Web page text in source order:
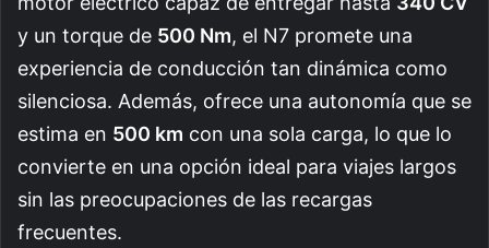
y un torque de 500 Nm, el N7 promete una
experiencia de conducción tan dinámica como
silenciosa. Además, ofrece una autonomía que se
estima en 500 km con una sola carga, lo que lo
convierte en una opción ideal para viajes largos
sin las preocupaciones de las recargas
frecuentes.